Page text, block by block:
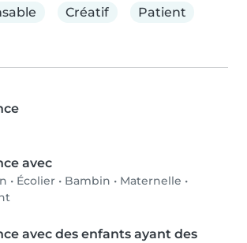
Créatif Patient
avec
• Écolier • Bambin • Maternelle •
avec des enfants ayant des